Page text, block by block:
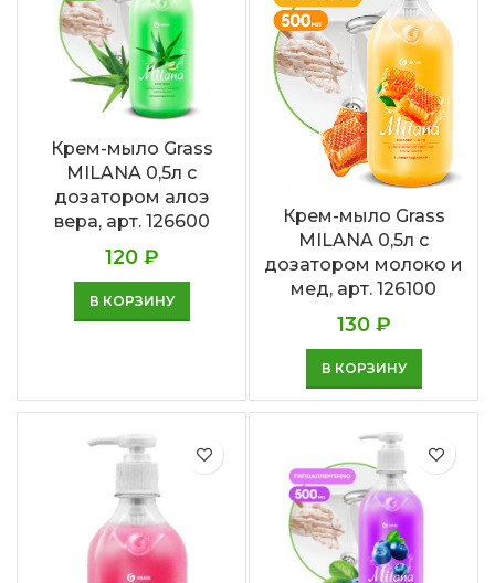
Крем-мыло Grass
MILANA 0,5л с
дозатором алоэ
вера, арт. 126600
120 ₽
В КОРЗИНУ
Крем-мыло Grass
MILANA 0,5л с
дозатором молоко и
мед, арт. 126100
130 ₽
В КОРЗИНУ